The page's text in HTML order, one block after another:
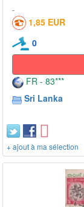
1,85 EUR
0
FR - 83***
Sri Lanka
+ ajout à ma sélection